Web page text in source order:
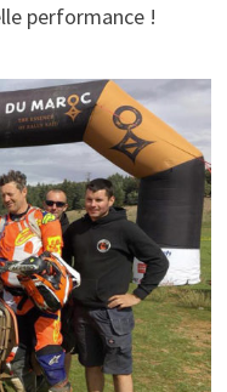
performance !